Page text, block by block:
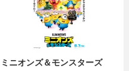
ミニオンズ＆モンスターズ